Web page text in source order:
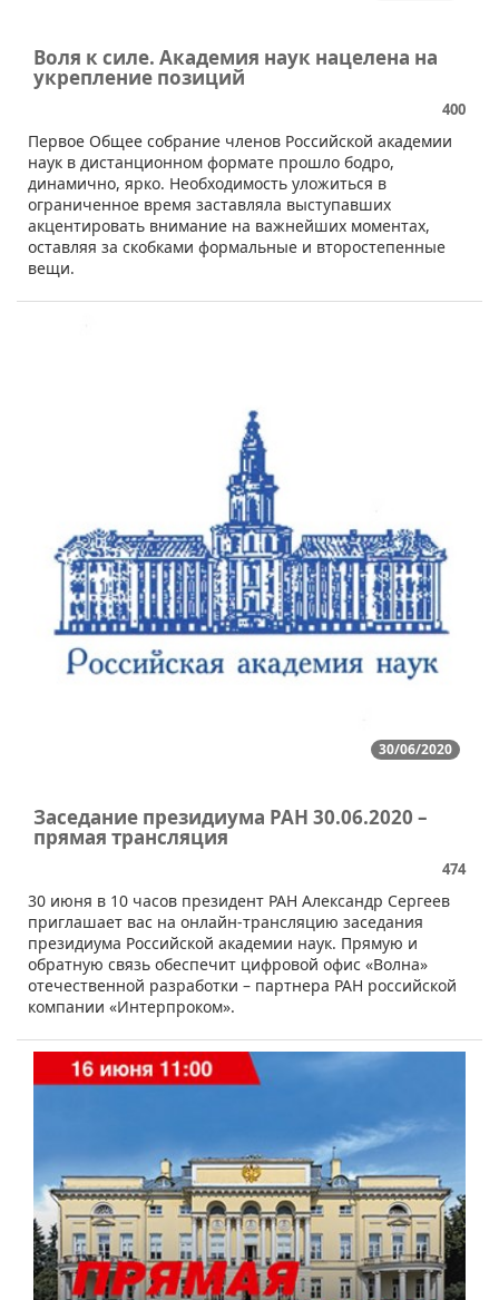
Воля к силе. Академия наук нацелена на
укрепление позиций
400
​Первое Общее собрание членов Российской академии
наук в дистанционном формате прошло бодро,
динамично, ярко. Необходимость уложиться в
ограниченное время заставляла выступавших
акцентировать внимание на важнейших моментах,
оставляя за скобками формальные и второстепенные
вещи.
30/06/2020
Заседание президиума РАН 30.06.2020 –
прямая трансляция
474
30 июня в 10 часов президент РАН Александр Сергеев
приглашает вас на онлайн-трансляцию заседания
президиума Российской академии наук. Прямую и
обратную связь обеспечит цифровой офис «Волна»
отечественной разработки – партнера РАН российской
компании «Интерпроком».